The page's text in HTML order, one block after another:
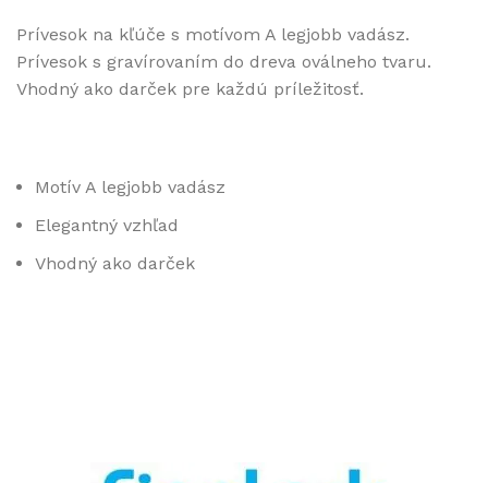
Prívesok na kľúče s motívom A legjobb vadász.
Prívesok s gravírovaním do dreva oválneho tvaru.
Vhodný ako darček pre každú príležitosť.
Motív A legjobb vadász
Elegantný vzhľad
Vhodný ako darček